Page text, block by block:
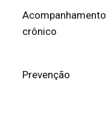
Acompanhamento
crônico
Prevenção